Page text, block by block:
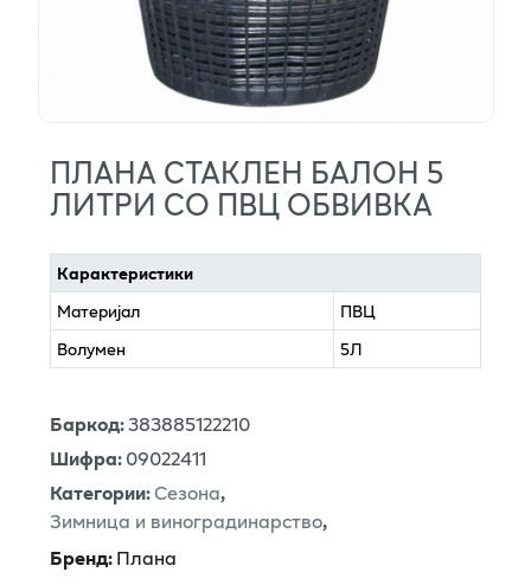
ПЛАНА СТАКЛЕН БАЛОН 5
ЛИТРИ СО ПВЦ ОБВИВКА
Карактеристики
Материјал
ПВЦ
Волумен
5Л
Баркод:383885122210
Шифра:09022411
Категории:Сезона,
Зимница и виноградинарство,
Бренд:Плана